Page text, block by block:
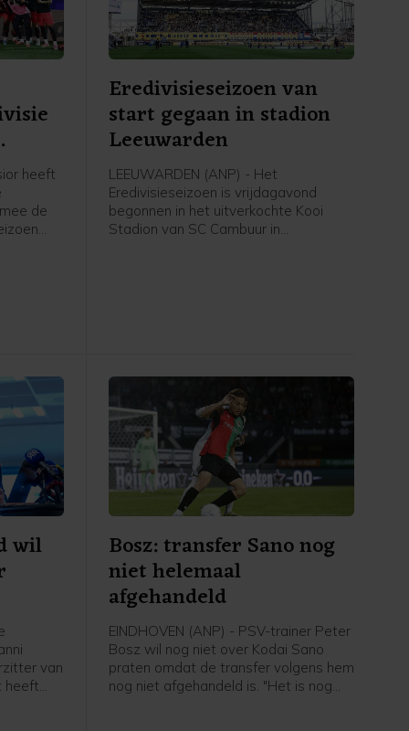
heeft
de
Eredivisieseizoen van
start gegaan in stadion
Leeuwarden
LEEUWARDEN (ANP) - Het
Eredivisieseizoen is vrijdagavond
begonnen in het uitverkochte Kooi
Stadion van SC Cambuur in
wil
van
heeft
Bosz: transfer Sano nog
niet helemaal
afgehandeld
EINDHOVEN (ANP) - PSV-trainer Peter
Bosz wil nog niet over Kodai Sano
praten omdat de transfer volgens hem
nog niet afgehandeld is. "Het is nog